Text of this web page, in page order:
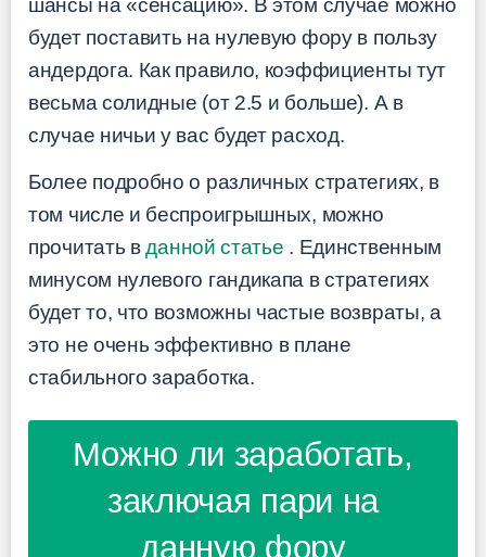
шансы на «сенсацию». В этом случае можно
будет поставить на нулевую фору в пользу
андердога. Как правило, коэффициенты тут
весьма солидные (от 2.5 и больше). А в
случае ничьи у вас будет расход.
Более подробно о различных стратегиях, в
том числе и беспроигрышных, можно
прочитать вданной статье . Единственным
минусом нулевого гандикапа в стратегиях
будет то, что возможны частые возвраты, а
это не очень эффективно в плане
стабильного заработка.
Можно ли заработать,
заключая пари на
данную фору